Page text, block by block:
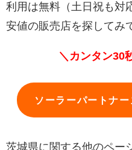
利用は無料（土日祝も対
安値の販売店を探してみ
＼カンタン30
ソーラーパートナ
茨城県に関する他のペー